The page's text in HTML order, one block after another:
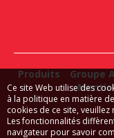
Produits Groupe
Ce site Web utilise des
à la politique en matière
cookies de ce site,
Les fonctionnalités
navigateur pour savoir